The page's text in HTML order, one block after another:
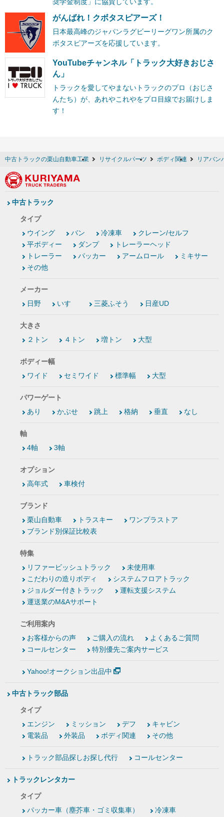
がんばれ！クボタスピアーズ！
日本最高峰のジャパンラグビーリーグワン所属のク
ボタスピアーズを応援しています。
YouTubeチャンネル「トラック大好きおじさ
ん」
トラックを愛してやまないトラックのプロ（おじさ
んたち）が、あれやこれやをプロ目線でお届けしま
す！
中古トラックの栗山自動車工業 リサイクルパーツ ボディ関連 リアバン
中古トラック
タイプ
ウイング
バン 冷凍車
クレーン/セルフ
平ボディー
ダンプ
トレーラーヘッド
トレーラー
パッカー アームロール
ミキサー
その他
メーカー
日野
いすゞ 三菱ふそう 日産UD
大きさ
２トン
４トン 増トン 大型
ボディー幅
ワイド
セミワイド 標準幅 大型
パワーゲート
あり
かぶせ 跳上 格納 垂直 なし
軸
4軸
3軸
オプション
高年式
車検付
ブランド
栗山自動車
トラスキー
ワンプラストア
ブランド別保証比較表
特集
リファービッシュトラック
未使用車
こだわりの造りボディ
システムフロアトラック
ジョルダー付きトラック
運転支援システム
運送業のM&Aサポート
ご利用案内
お客様からの声
ご購入の流れ
よくあるご質問
コールセンター
特別優先ご案内サービス
Yahoo!オークション出品中
中古トラック部品
タイプ
エンジン
ミッション デフ
キャビン
電装品
外装品 ボディ関連 その他
トラック部品探しお探し代行 コールセンター
トラックレンタカー
タイプ
パッカー車（塵芥車・ゴミ収集車）
冷凍車